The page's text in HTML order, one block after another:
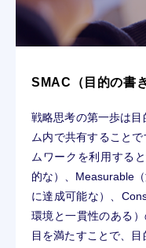
SMAC（目的の書
戦略思考の第一歩は
ム内で共有すること
ムワークを利用する
的な）、Measurable
に達成可能な）、
環境と一貫性のある
目を満たすことで、